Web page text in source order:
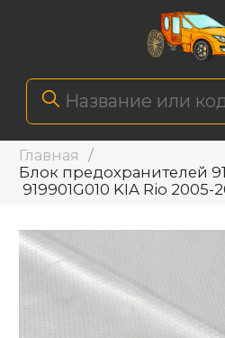
Главная
Блок предохранителей
919901G010 KIA Rio 2005-